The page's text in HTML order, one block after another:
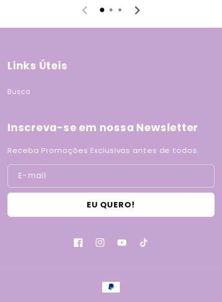
Links Úteis
Busca
Inscreva-se em nossa Newsletter
Receba Promoções Exclusivas antes de todos.
E-mail
EU QUERO!
FacebookInstagramYouTubeTikTok
Formas
de